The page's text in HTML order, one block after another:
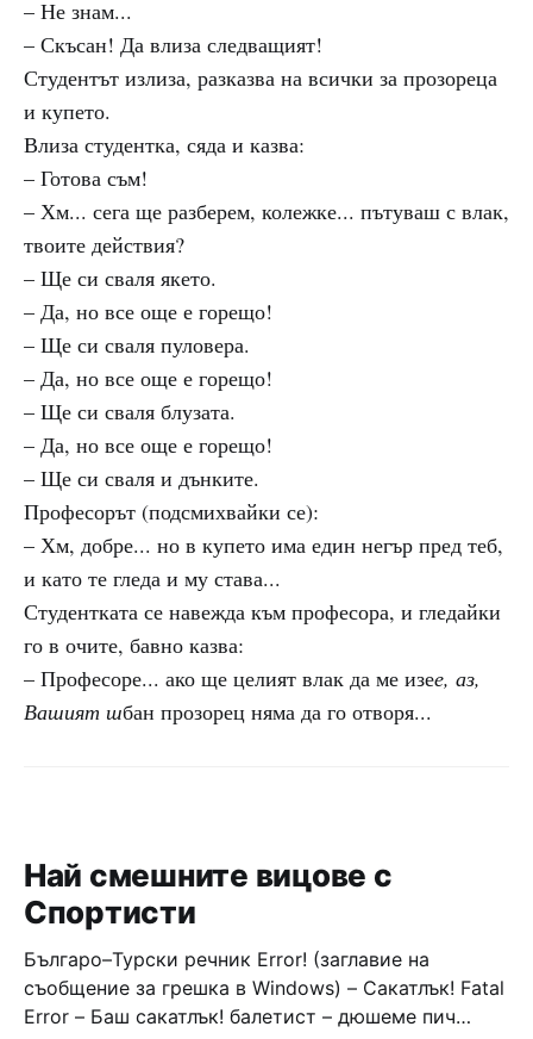
– Не знам...
– Скъсан! Да влиза следващият!
Студентът излиза, разказва на всички за прозореца
и купето.
Влиза студентка, сяда и казва:
– Готова съм!
– Хм... сега ще разберем, колежке... пътуваш с влак,
твоите действия?
– Ще си сваля якето.
– Да, но все още е горещо!
– Ще си сваля пуловера.
– Да, но все още е горещо!
– Ще си сваля блузата.
– Да, но все още е горещо!
– Ще си сваля и дънките.
Професорът (подсмихвайки се):
– Хм, добре... но в купето има един негър пред теб,
и като те гледа и му става...
Студентката се навежда към професора, и гледайки
го в очите, бавно казва:
– Професоре... ако ще целият влак да ме изее, аз,
Вашият шбан прозорец няма да го отворя...
Най смешните вицове с
Спортисти
Българо–Турски речник Error! (заглавие на
съобщение за грешка в Windows) – Сакатлък! Fatal
Error – Баш сакатлък! балетист – дюшеме пич